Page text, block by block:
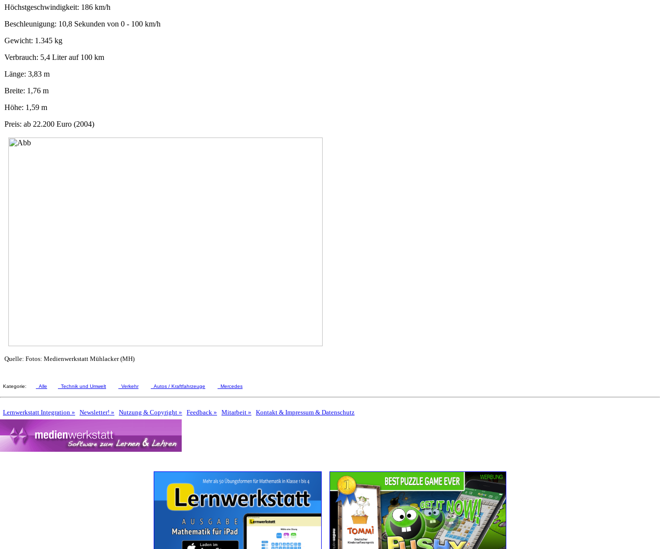
Höchstgeschwindigkeit: 186 km/h
Beschleunigung: 10,8 Sekunden von 0 - 100 km/h
Gewicht: 1.345 kg
Verbrauch: 5,4 Liter auf 100 km
Länge: 3,83 m
Breite: 1,76 m
Höhe: 1,59 m
Preis: ab 22.200 Euro (2004)
Quelle: Fotos: Medienwerkstatt Mühlacker (MH)
Kategorie: Alle Technik und Umwelt Verkehr Autos / Kraftfahrzeuge Mercedes
Lernwerkstatt Integration » Newsletter! » Nutzung & Copyright » Feedback » Mitarbeit » Kontakt & Impressum & Datenschutz